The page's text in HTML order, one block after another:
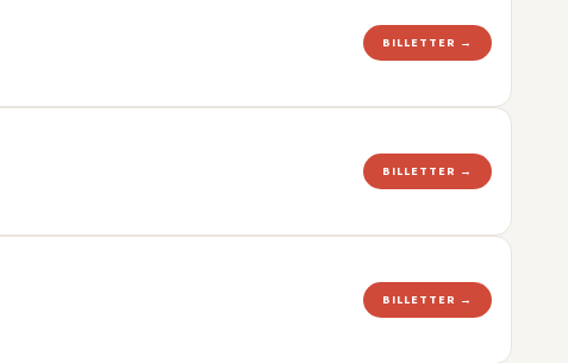
BILLETTER →
BILLETTER →
BILLETTER →